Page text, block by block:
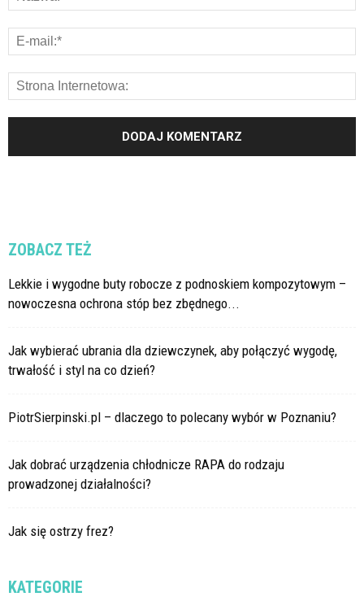
ZOBACZ TEŻ
Lekkie i wygodne buty robocze z podnoskiem kompozytowym –
nowoczesna ochrona stóp bez zbędnego...
Jak wybierać ubrania dla dziewczynek, aby połączyć wygodę,
trwałość i styl na co dzień?
PiotrSierpinski.pl – dlaczego to polecany wybór w Poznaniu?
Jak dobrać urządzenia chłodnicze RAPA do rodzaju
prowadzonej działalności?
Jak się ostrzy frez?
KATEGORIE